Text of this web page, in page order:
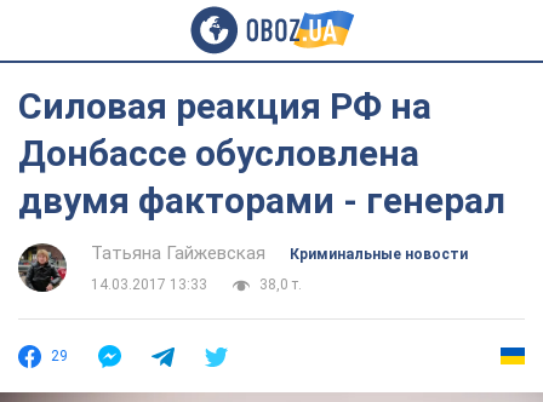
Силовая реакция РФ на
Донбассе обусловлена
двумя факторами - генерал
Татьяна Гайжевская
Криминальные новости
14.03.2017 13:33
38,0 т.
29